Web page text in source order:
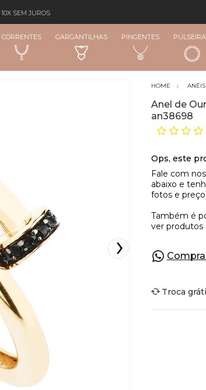
10X SEM JUROS
CORRENTES GARGANTILHAS PINGENTES
ANÉIS
Anel de
an38698
Troca